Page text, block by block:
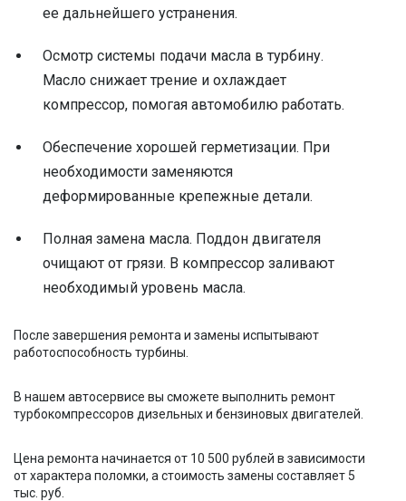
ее дальнейшего устранения.
Осмотр системы подачи масла в турбину.
Масло снижает трение и охлаждает
компрессор, помогая автомобилю работать.
Обеспечение хорошей герметизации. При
необходимости заменяются
деформированные крепежные детали.
Полная замена масла. Поддон двигателя
очищают от грязи. В компрессор заливают
необходимый уровень масла.
После завершения ремонта и замены испытывают
работоспособность турбины.
В нашем автосервисе вы сможете выполнить ремонт
турбокомпрессоров дизельных и бензиновых двигателей.
Цена ремонта начинается от 10 500 рублей в зависимости
от характера поломки, а стоимость замены составляет 5
тыс. руб.